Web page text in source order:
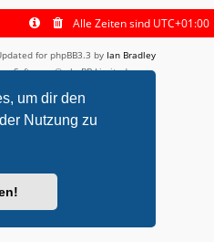
um dir den
Nutzung zu
Alle Zeiten sind UTC+01:00
for phpBB3.3 by Ian Bradley
Software © phpBB Limited